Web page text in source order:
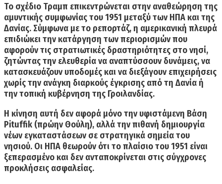
Το σχέδιο Τραμπ επικεντρώνεται στην αναθεώρηση της
αμυντικής συμφωνίας του 1951 μεταξύ των ΗΠΑ και της
Δανίας. Σύμφωνα με το ρεπορτάζ, η αμερικανική πλευρά
επιδιώκει την κατάργηση των περιορισμών που
αφορούν τις στρατιωτικές δραστηριότητες στο νησί,
ζητώντας την ελευθερία να αναπτύσσουν δυνάμεις, να
κατασκευάζουν υποδομές και να διεξάγουν επιχειρήσεις
χωρίς την ανάγκη διαρκούς έγκρισης από τη Δανία ή
την τοπική κυβέρνηση της Γροιλανδίας.
Η κίνηση αυτή δεν αφορά μόνο την υφιστάμενη Βάση
Pituffik (πρώην Θούλη), αλλά την πιθανή δημιουργία
νέων εγκαταστάσεων σε στρατηγικά σημεία του
νησιού. Οι ΗΠΑ θεωρούν ότι το πλαίσιο του 1951 είναι
ξεπερασμένο και δεν ανταποκρίνεται στις σύγχρονες
προκλήσεις ασφαλείας.